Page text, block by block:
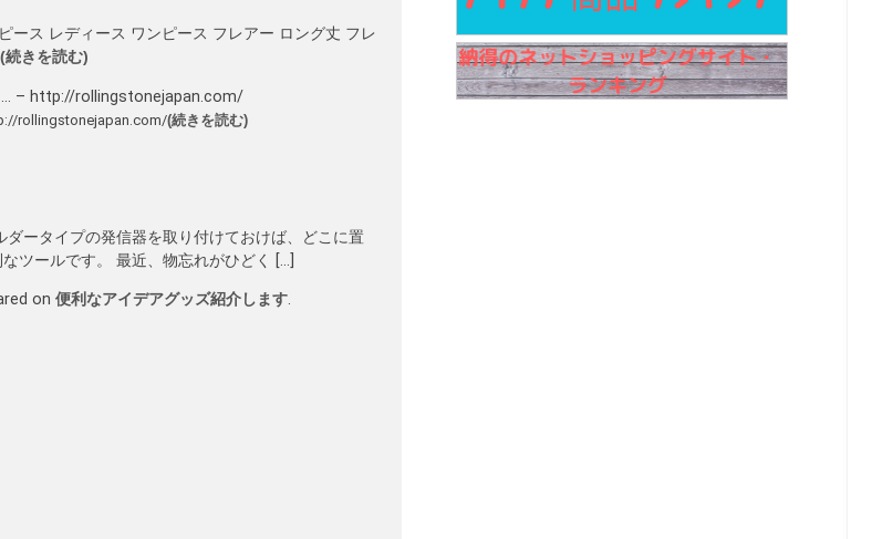
ース レディース ワンピース フレアー ロング丈 フレ
(続きを読む)
… – http://rollingstonejapan.com/
rollingstonejapan.com/(続きを読む)
ータイプの発信器を取り付けておけば、どこに置
ツールです。 最近、物忘れがひどく […]
on 便利なアイデアグッズ紹介します.